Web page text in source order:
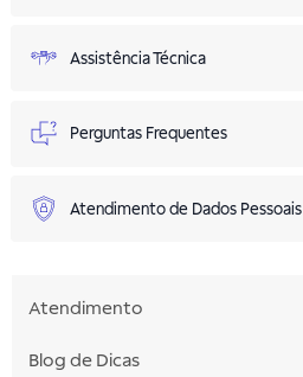
Assistência Técnica
Perguntas Frequentes
Atendimento de Dados Pessoais
Atendimento
Blog de Dicas